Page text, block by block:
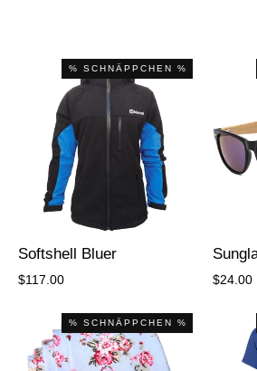
% SCHNÄPPCHEN %
Softshell Bluer
$117.00 $24.00
% SCHNÄPPCHEN %